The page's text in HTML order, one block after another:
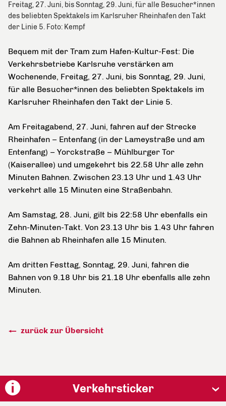
Freitag, 27. Juni, bis Sonntag, 29. Juni, für alle Besucher*innen
des beliebten Spektakels im Karlsruher Rheinhafen den Takt
der Linie 5. Foto: Kempf
Bequem mit der Tram zum Hafen-Kultur-Fest: Die
Verkehrsbetriebe Karlsruhe verstärken am
Wochenende, Freitag, 27. Juni, bis Sonntag, 29. Juni,
für alle Besucher*innen des beliebten Spektakels im
Karlsruher Rheinhafen den Takt der Linie 5.
Am Freitagabend, 27. Juni, fahren auf der Strecke
Rheinhafen – Entenfang (in der Lameystraße und am
Entenfang) – Yorckstraße – Mühlburger Tor
(Kaiserallee) und umgekehrt bis 22.58 Uhr alle zehn
Minuten Bahnen. Zwischen 23.13 Uhr und 1.43 Uhr
verkehrt alle 15 Minuten eine Straßenbahn.
Am Samstag, 28. Juni, gilt bis 22:58 Uhr ebenfalls ein
Zehn-Minuten-Takt. Von 23.13 Uhr bis 1.43 Uhr fahren
die Bahnen ab Rheinhafen alle 15 Minuten.
Am dritten Festtag, Sonntag, 29. Juni, fahren die
Bahnen von 9.18 Uhr bis 21.18 Uhr ebenfalls alle zehn
Minuten.
zurück zur Übersicht
Verkehrsticker